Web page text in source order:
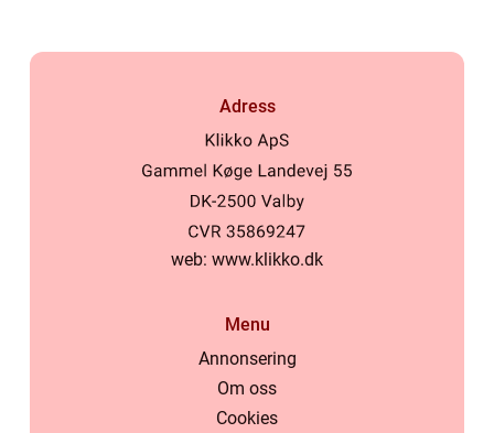
Adress
web: www.klikko.dk
Menu
Annonsering
Om oss
Cookies